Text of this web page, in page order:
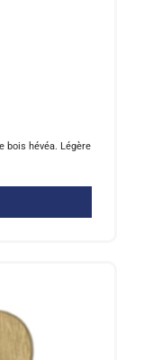
bois hévéa. Légère